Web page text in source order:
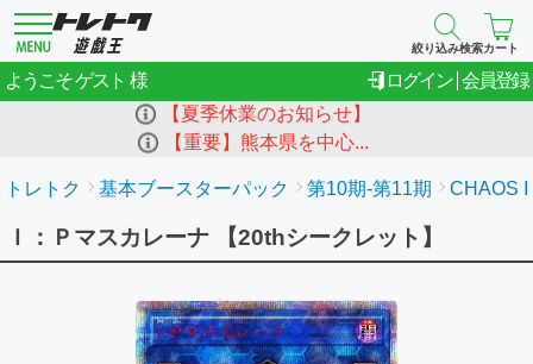
絞り込み検索カート
ようこそゲスト ログイン 会員登録
【夏季休業のお知らせ】
【重要】熊本県を中心...
トレトク 基本ブースターパック 第10期-第11期 CHAOS
Ｉ：Ｐマスカレーナ 【20thシークレット】